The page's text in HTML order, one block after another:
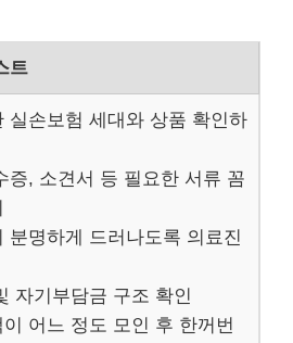
트
실손보험 세대와 상품 확인하
증, 소견서 등 필요한 서류 꼼
분명하게 드러나도록 의료진
자기부담금 구조 확인
어느 정도 모인 후 한꺼번